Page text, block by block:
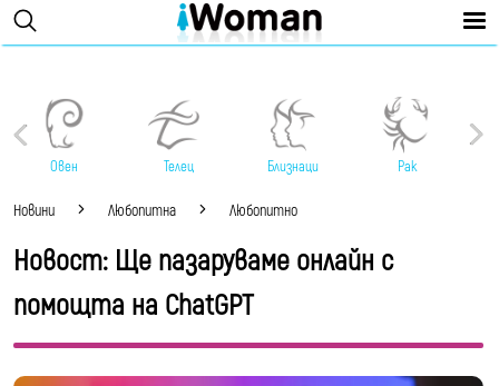
Овен Телец Близнаци Рак
Новини Любопитна Любопитно
Новост: Ще пазаруваме онлайн с
помощта на ChatGPT